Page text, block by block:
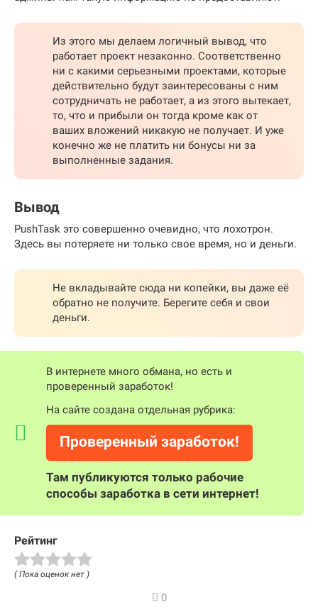
Из этого мы делаем логичный вывод, что
работает проект незаконно. Соответственно
ни с какими серьезными проектами, которые
действительно будут заинтересованы с ним
сотрудничать не работает, а из этого вытекает,
то, что и прибыли он тогда кроме как от
ваших вложений никакую не получает. И уже
конечно же не платить ни бонусы ни за
выполненные задания.
Вывод
PushTask это совершенно очевидно, что лохотрон.
Здесь вы потеряете ни только свое время, но и деньги.
Не вкладывайте сюда ни копейки, вы даже её
обратно не получите. Берегите себя и свои
деньги.
В интернете много обмана, но есть и
проверенный заработок!
На сайте создана отдельная рубрика:
Проверенный заработок!
Там публикуются только рабочие
способы заработка в сети интернет!
Рейтинг
( Пока оценок нет )
0